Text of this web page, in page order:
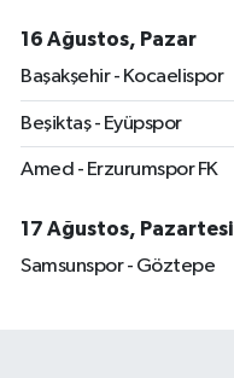
16 Ağustos, Pazar
Başakşehir - Kocaelispor
Beşiktaş - Eyüpspor
Amed - Erzurumspor FK
17 Ağustos, Pazartesi
Samsunspor - Göztepe